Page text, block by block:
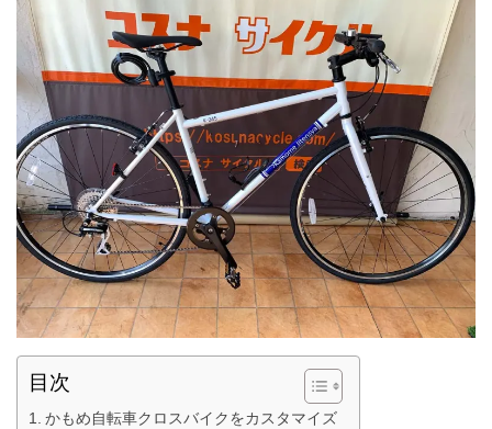
目次
かもめ自転車クロスバイクをカスタマイズ